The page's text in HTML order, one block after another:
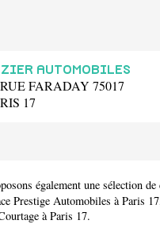
AUTOMOBILES
FARADAY 75017
17
également une sélection
Prestige Automobiles à Paris
à Paris 17.